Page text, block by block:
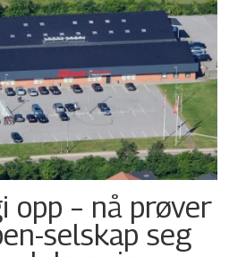
opp – nå prøver
selskap seg